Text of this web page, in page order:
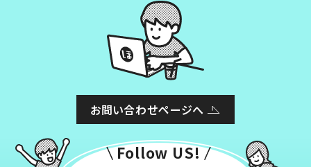
お問い合わせページへ
Follow US!